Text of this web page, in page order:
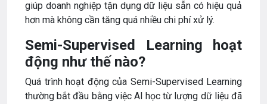
giúp doanh nghiệp tận dụng dữ liệu sẵn có hiệu quả
hơn mà không cần tăng quá nhiều chi phí xử lý.
Semi-Supervised Learning hoạt
động như thế nào?
Quá trình hoạt động của Semi-Supervised Learning
thường bắt đầu bằng việc AI học từ lượng dữ liệu đã